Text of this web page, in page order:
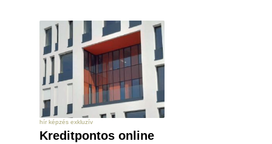
hír képzés exkluzív
Kreditpontos online